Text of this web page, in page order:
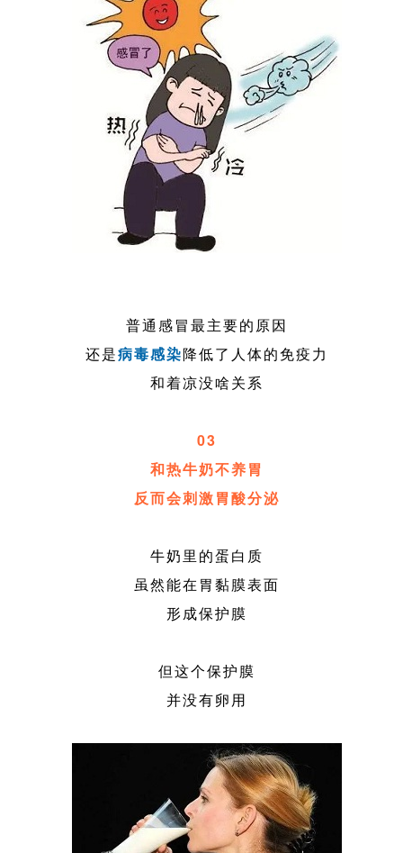
普通感冒最主要的原因
还是病毒感染降低了人体的免疫力
和着凉没啥关系
03
和热牛奶不养胃
反而会刺激胃酸分泌
牛奶里的蛋白质
虽然能在胃黏膜表面
形成保护膜
但这个保护膜
并没有卵用